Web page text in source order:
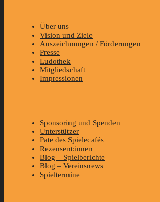
Über uns
Vision und Ziele
Auszeichnungen / Förderungen
Presse
Ludothek
Mitgliedschaft
Impressionen
Sponsoring und Spenden
Unterstützer
Pate des Spielecafés
Rezensent:innen
Blog – Spielberichte
Blog – Vereinsnews
Spieltermine